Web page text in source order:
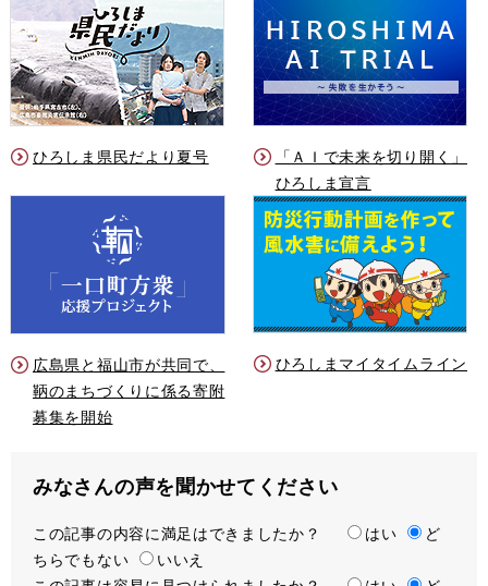
ひろしま県民だより夏号
「ＡＩで未来を切り開く」
ひろしま宣言
広島県と福山市が共同で、
鞆のまちづくりに係る寄附
募集を開始
ひろしまマイタイムライン
みなさんの声を聞かせてください
満
足
この記事の内容に満足はできましたか？ はい
ど
ちらでもない
いいえ